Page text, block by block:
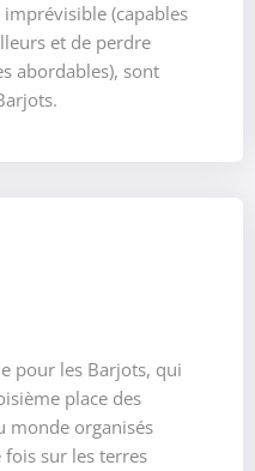
(capables
et de perdre
abordables), sont
pour les Barjots, qui
place des
monde organisés
sur les terres